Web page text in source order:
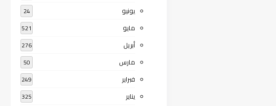
يونيو 24
مايو 521
أبريل 276
مارس 50
فبراير 249
يناير 325